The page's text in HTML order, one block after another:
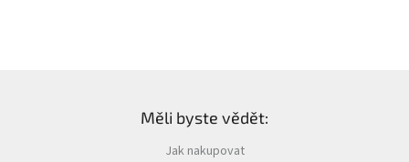
Měli byste vědět:
Jak nakupovat